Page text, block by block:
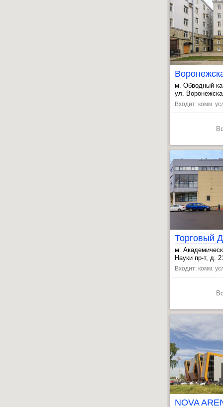
м. Обводный
, Лиговский
,
ул.
Входит: комм.
Торговый
м.
, Мужества
,
Науки пр-т, д.
Входит: комм.
NOVA